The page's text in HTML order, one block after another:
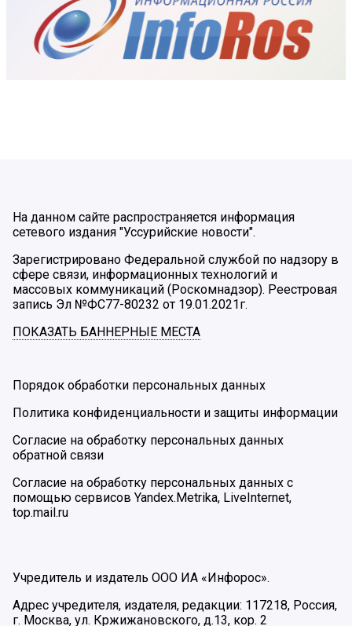
На данном сайте распространяется информация
сетевого издания "Уссурийские новости".
Зарегистрировано Федеральной службой по надзору в
сфере связи, информационных технологий и
массовых коммуникаций (Роскомнадзор). Реестровая
запись Эл №ФС77-80232 от 19.01.2021г.
ПОКАЗАТЬ БАННЕРНЫЕ МЕСТА
Порядок обработки персональных данных
Политика конфиденциальности и защиты информации
Согласие на обработку персональных данных
обратной связи
Согласие на обработку персональных данных с
помощью сервисов Yandex.Metrika, LiveInternet,
top.mail.ru
Учредитель и издатель ООО ИА «Инфорос».
Адрес учредителя, издателя, редакции: 117218, Россия,
г. Москва, ул. Кржижановского, д.13, кор. 2